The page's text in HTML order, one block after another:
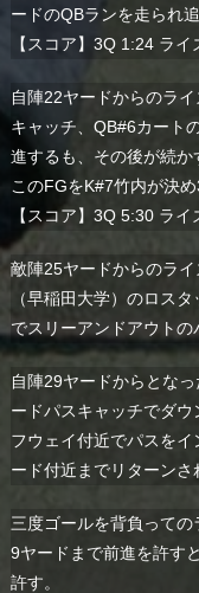
ードのQBランを走られ
【スコア】3Q 1:24 ラ
自陣22ヤードからのラ
キャッチ、QB#6カート
進するも、その後が続か
このFGをK#7竹内が決め
【スコア】3Q 5:30 ラ
敵陣25ヤードからのラ
（早稲田大学）のロス
でスリーアンドアウトの
自陣29ヤードからとな
ードパスキャッチでダ
フウェイ付近でパスを
ード付近までリターンさ
三度ゴールを背負って
9ヤードまで前進を許す
許す。